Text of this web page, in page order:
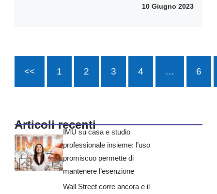
10 Giugno 2023
<< 1 2 3 4 … 6
Articoli recenti
IMU su casa e studio
professionale insieme: l’uso
promiscuo permette di
mantenere l’esenzione
Wall Street corre ancora e il